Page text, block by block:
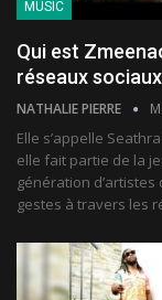
MUSIC
Qui est
réseaux sociaux
NATHALIE PIERRE
Elle s’appelle
elle fait partie de la
génération
gestes à travers les